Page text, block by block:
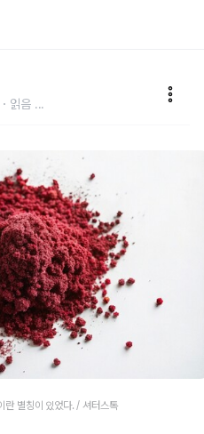
읽음 ...
란 별칭이 있었다. / 셔터스톡